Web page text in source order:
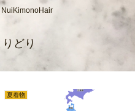
りどり
夏着物